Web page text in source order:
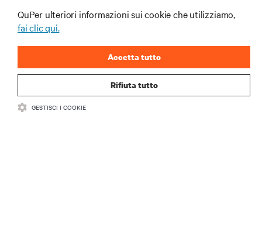
QuPer ulteriori informazioni sui cookie che utilizziamo,
fai clic qui.
Rifiuta tutto
Accetta tutto
GESTISCI I COOKIE